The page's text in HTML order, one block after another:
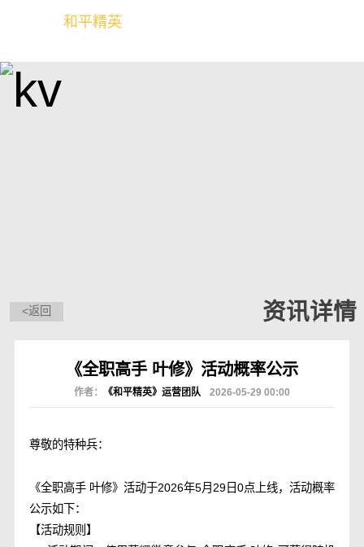
和平精英
<返回 资讯详情
《全职高手 叶修》活动概率公示
作者： 《和平精英》运营团队 2026-05-29 00:00
尊敬的特种兵：
《全职高手 叶修》活动于2026年5月29日0点上线，活动概率
公示如下：
【活动规则】